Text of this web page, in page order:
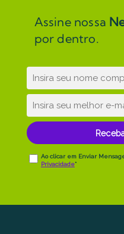
Assine nossa
por dentro.